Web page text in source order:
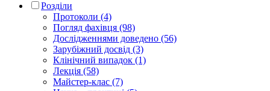
Розділи
Протоколи (4)
Погляд фахівця (98)
Дослідженнями доведено (56)
Зарубіжний досвід (3)
Клінічний випадок (1)
Лекція (58)
Майстер-клас (7)